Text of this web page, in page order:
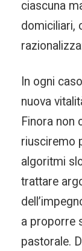
ciascuna
domiciliari,
In ogni
nuova
Finora non
riusciremo
algoritmi
trattare
a proporre
pastorale.